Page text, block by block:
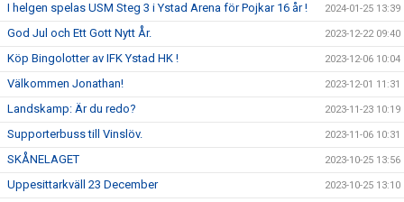
I helgen spelas USM Steg 3 i Ystad Arena för Pojkar 16 år ! 2024-01-25 13:39
God Jul och Ett Gott Nytt År. 2023-12-22 09:40
Köp Bingolotter av IFK Ystad HK ! 2023-12-06 10:04
Välkommen Jonathan! 2023-12-01 11:31
Landskamp: Är du redo? 2023-11-23 10:19
Supporterbuss till Vinslöv. 2023-11-06 10:31
SKÅNELAGET 2023-10-25 13:56
Uppesittarkväll 23 December 2023-10-25 13:10